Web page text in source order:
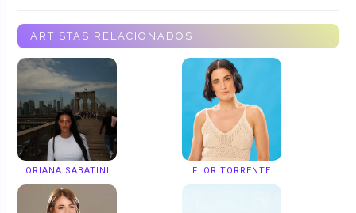
ARTISTAS RELACIONADOS
ORIANA SABATINI FLOR TORRENTE